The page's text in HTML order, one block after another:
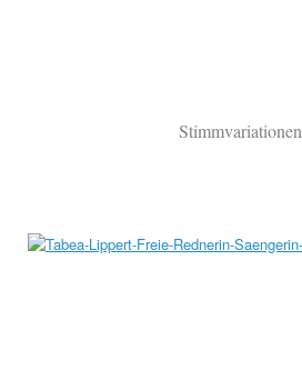
Stimmvariationen